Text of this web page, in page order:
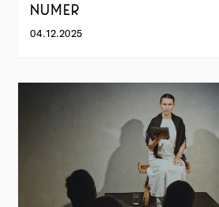
NUMER
04.12.2025